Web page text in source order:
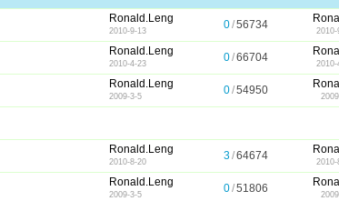
Ronald.Leng
2010-9-13
0/56734
2010-
Ronald.Leng
2010-4-23
0/66704
2010-
Ronald.Leng
2009-3-5
0/54950
Ronald.Leng
2010-8-20
3/64674
2010-
Ronald.Leng
2009-3-5
0/51806